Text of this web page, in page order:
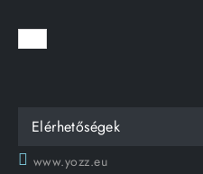
Elérhetőségek
www.yozz.eu